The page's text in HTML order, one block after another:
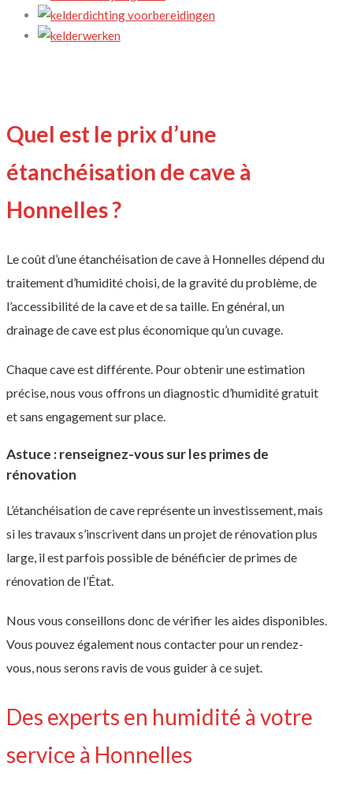
Quel est le prix d’une
étanchéisation de cave à
Honnelles ?
Le coût d’une étanchéisation de cave à Honnelles dépend du
traitement d’humidité choisi, de la gravité du problème, de
l’accessibilité de la cave et de sa taille. En général, un
drainage de cave est plus économique qu’un cuvage.
Chaque cave est différente. Pour obtenir une estimation
précise, nous vous offrons un diagnostic d’humidité gratuit
et sans engagement sur place.
Astuce : renseignez-vous sur les primes de
rénovation
L’étanchéisation de cave représente un investissement, mais
si les travaux s’inscrivent dans un projet de rénovation plus
large, il est parfois possible de bénéficier de primes de
rénovation de l’État.
Nous vous conseillons donc de vérifier les aides disponibles.
Vous pouvez également nous contacter pour un rendez-
vous, nous serons ravis de vous guider à ce sujet.
Des experts en humidité à votre
service à Honnelles